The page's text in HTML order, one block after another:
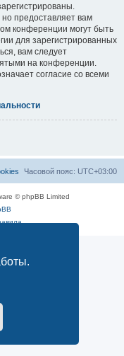
но предоставляет вам
конференции могут быть
для зарегистрированных
вам следует
на конференции.
согласие со всеми
Часовой пояс: UTC+03:00
© phpBB Limited